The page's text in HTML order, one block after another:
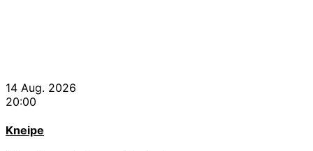
14 Aug. 2026
20:00
Kneipe